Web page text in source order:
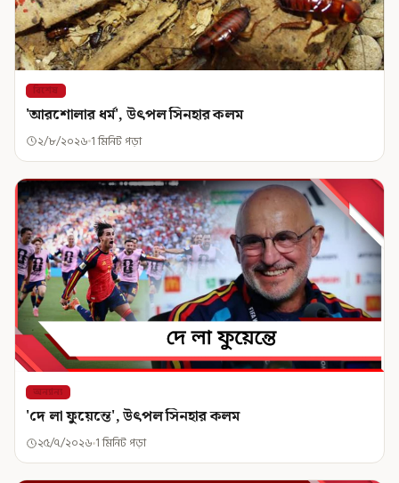
বিশেষ
'আরশোলার ধর্ম', উৎপল সিনহার কলম
২/৮/২০২৬ 1 মিনিট পড়া
অন্যান্য
'দে লা ফুয়েন্তে', উৎপল সিনহার কলম
২৫/৭/২০২৬ 1 মিনিট পড়া